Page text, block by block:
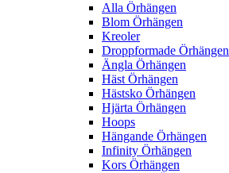
Alla Örhängen
Blom Örhängen
Kreoler
Droppformade Örhängen
Ängla Örhängen
Häst Örhängen
Hästsko Örhängen
Hjärta Örhängen
Hoops
Hängande Örhängen
Infinity Örhängen
Kors Örhängen